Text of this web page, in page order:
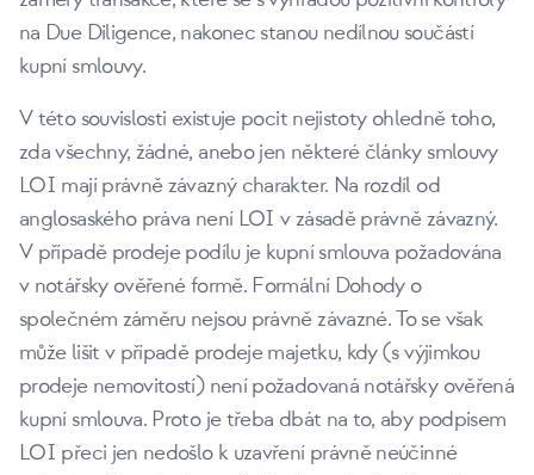
na Due Diligence, nakonec stanou nedílnou součástí
kupní smlouvy.
V této souvislosti existuje pocit nejistoty ohledně toho,
zda všechny, žádné, anebo jen některé články smlouvy
LOI mají právně závazný charakter. Na rozdíl od
anglosaského práva není LOI v zásadě právně závazný.
V případě prodeje podílu je kupní smlouva požadována
v notářsky ověřené formě. Formální Dohody o
společném záměru nejsou právně závazné. To se však
může lišit v případě prodeje majetku, kdy (s výjimkou
prodeje nemovitostí) není požadovaná notářsky ověřená
kupní smlouva. Proto je třeba dbát na to, aby podpisem
LOI přeci jen nedošlo k uzavření právně neúčinné